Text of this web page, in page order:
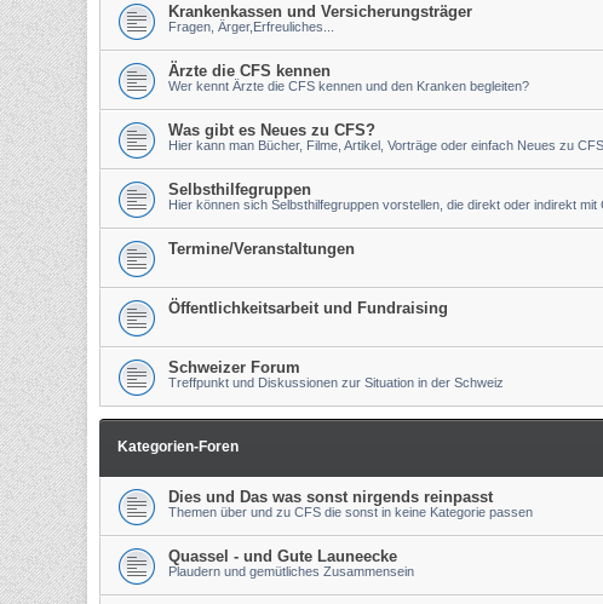
Krankenkassen und Versicherungsträger
Fragen, Ärger,Erfreuliches...
Ärzte die CFS kennen
Wer kennt Ärzte die CFS kennen und den Kranken begleiten?
Was gibt es Neues zu CFS?
Hier kann man Bücher, Filme, Artikel, Vorträge oder einfach Neues zu
Selbsthilfegruppen
Hier können sich Selbsthilfegruppen vorstellen, die direkt oder indirekt mit
Termine/Veranstaltungen
Öffentlichkeitsarbeit und Fundraising
Schweizer Forum
Treffpunkt und Diskussionen zur Situation in der Schweiz
Kategorien-Foren
Dies und Das was sonst nirgends reinpasst
Themen über und zu CFS die sonst in keine Kategorie passen
Quassel - und Gute Launeecke
Plaudern und gemütliches Zusammensein